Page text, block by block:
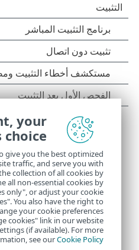
your
choice
give you the best optimized
traffic, and serve you with
collection of all cookies by
all non-essential cookies by
only", or adjust your cookie
You also have the right to
your cookie preferences
cookies" link in our website
(if available). For more
see ourCookie Policy